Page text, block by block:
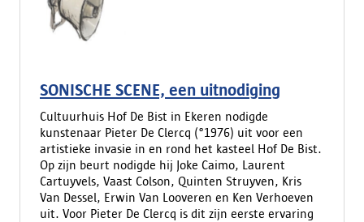
SONISCHE SCENE, een uitnodiging
Cultuurhuis Hof De Bist in Ekeren nodigde
kunstenaar Pieter De Clercq (°1976) uit voor een
artistieke invasie in en rond het kasteel Hof De Bist.
Op zijn beurt nodigde hij Joke Caimo, Laurent
Cartuyvels, Vaast Colson, Quinten Struyven, Kris
Van Dessel, Erwin Van Looveren en Ken Verhoeven
uit. Voor Pieter De Clercq is dit zijn eerste ervaring